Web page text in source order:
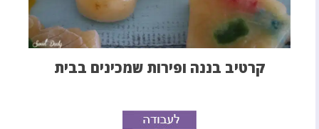
קרטיב בננה ופירות שמכינים בבית